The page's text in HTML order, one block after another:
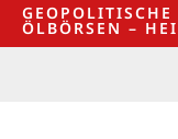
ÖLBÖRSEN –